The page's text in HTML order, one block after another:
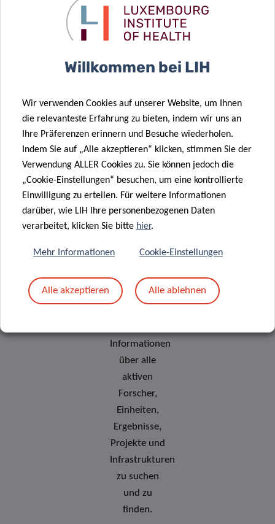
LIH-Newsletter
Forschungsportal
bietet Ihnen
Informationen
über alle
aktiven
Forscher,
Einheiten,
Ergebnisse,
Projekte und
Infrastrukturen
zu suchen
und zu
finden.
Willkommen bei LIH
Wir verwenden Cookies auf unserer Website, um Ihnen
die relevanteste Erfahrung zu bieten, indem wir uns an
Ihre Präferenzen erinnern und Besuche wiederholen.
Indem Sie auf „Alle akzeptieren“ klicken, stimmen Sie der
Verwendung ALLER Cookies zu. Sie können jedoch die
„Cookie-Einstellungen“ besuchen, um eine kontrollierte
Einwilligung zu erteilen. Für weitere Informationen
darüber, wie LIH Ihre personenbezogenen Daten
verarbeitet, klicken Sie bitte hier.
Mehr Informationen Cookie-Einstellungen
Alle akzeptieren Alle ablehnen